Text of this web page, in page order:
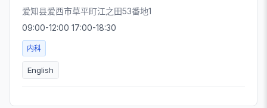
爱知县爱西市草平町江之田53番地1
09:00-12:00 17:00-18:30
内科
English